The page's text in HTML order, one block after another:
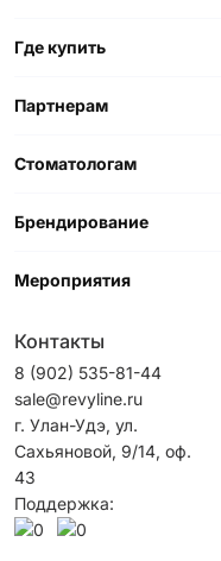
Где купить
Партнерам
Стоматологам
Брендирование
Мероприятия
Контакты
8 (902) 535-81-44
sale@revyline.ru
г. Улан-Удэ, ул.
Сахьяновой, 9/14, оф.
43
Поддержка: